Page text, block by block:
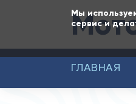
Мы
сервис и
ГЛАВНАЯ